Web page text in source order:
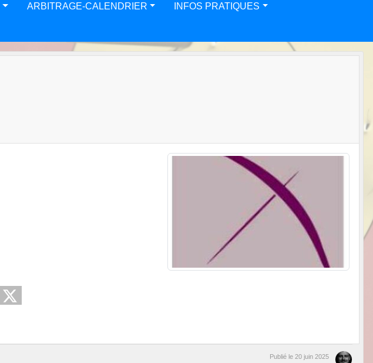
ARBITRAGE-CALENDRIER INFOS PRATIQUES
Publié le 20 juin 2025